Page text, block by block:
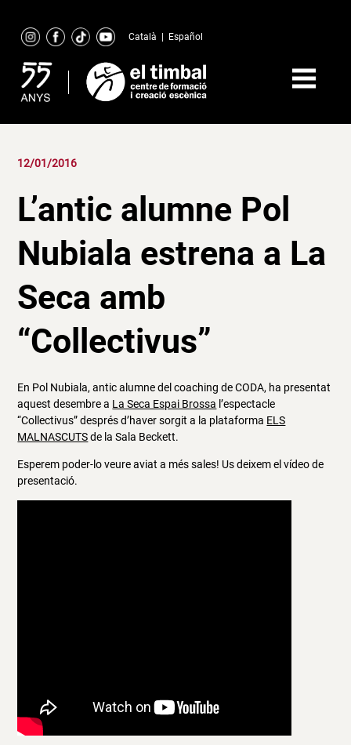
content
Català Español
12/01/2016
L’antic alumne Pol
Nubiala estrena a La
Seca amb
“Collectivus”
En Pol Nubiala, antic alumne del coaching de CODA, ha presentat
aquest desembre a La Seca Espai Brossa l’espectacle
“Collectivus” després d’haver sorgit a la plataforma ELS
MALNASCUTSde la Sala Beckett.
Esperem poder-lo veure aviat a més sales! Us deixem el vídeo de
presentació.